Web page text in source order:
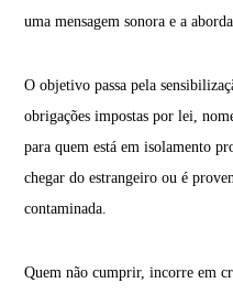
uma mensagem sonora e a
O objetivo passa pela
obrigações impostas por lei,
para quem está em isolamento
chegar do estrangeiro ou é
contaminada.
Quem não cumprir, incorre em